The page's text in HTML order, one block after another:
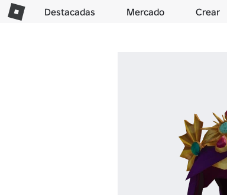
Destacadas Mercado Crear